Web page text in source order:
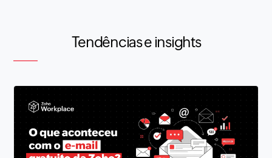
Tendências e insights